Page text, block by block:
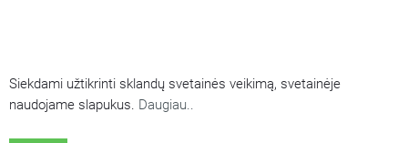
Siekdami užtikrinti sklandų svetainės veikimą, svetainėje
naudojame slapukus. Daugiau..